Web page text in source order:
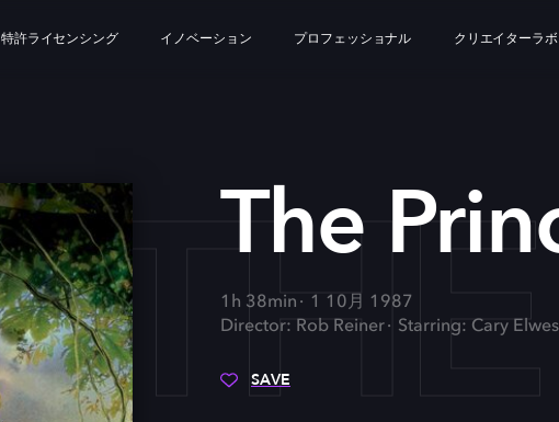
特許ライセンシング イノベーション プロフェッショナル クリエイターラボ
The
1h 38min
1 10月 1987
Director: Rob Reiner
Starring: Cary
SAVE